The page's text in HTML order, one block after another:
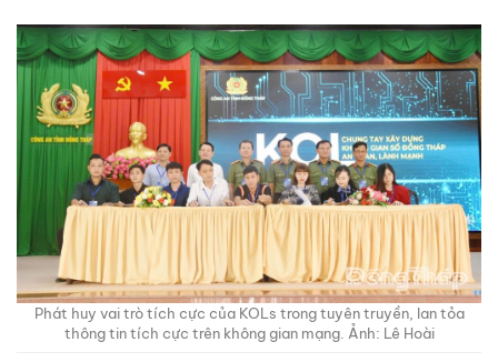
Phát huy vai trò tích cực của KOLs trong tuyên truyền, lan tỏa
thông tin tích cực trên không gian mạng. Ảnh: Lê Hoài